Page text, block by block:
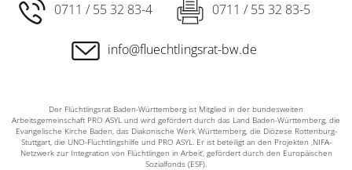
0711 / 55 32 83-4 0711 / 55 32 83-5
info@fluechtlingsrat-bw.de
Der Flüchtlingsrat Baden-Württemberg ist Mitglied in der bundesweiten
Arbeitsgemeinschaft PRO ASYL und wird gefördert durch das Land Baden-Württemberg, die
Evangelische Kirche Baden, das Diakonische Werk Württemberg, die Diözese Rottenburg-
Stuttgart, die UNO-Flüchtlingshilfe und PRO ASYL. Er ist beteiligt an den Projekten ‚NIFA-
Netzwerk zur Integration von Flüchtlingen in Arbeit‘, gefördert durch den Europäischen
Sozialfonds (ESF).